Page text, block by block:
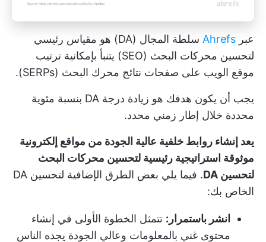
عبر Ahrefs
سلطة المجال (DA) هو مقياس رئيسي
لتحسين محركات البحث (SEO) يتنبأ بإمكانية ترتيب
موقع الويب على صفحات نتائج محرك البحث (SERPs).
يجب أن يكون هدفك هو زيادة درجة DA بنسبة مئوية
محددة خلال إطار زمني محدد.
يعد إنشاء روابط خلفية عالية الجودة من مواقع إلكترونية
موثوقة استراتيجية رئيسية لتحسين محركات البحث
لتحسين DA
. فيما يلي بعض الطرق الإضافية لتحسين DA
الخاص بك:
انشر باستمرار: تتمثل الخطوة الأولى في إنشاء
محتوى غني بالمعلومات وعالي الجودة يجده الناس